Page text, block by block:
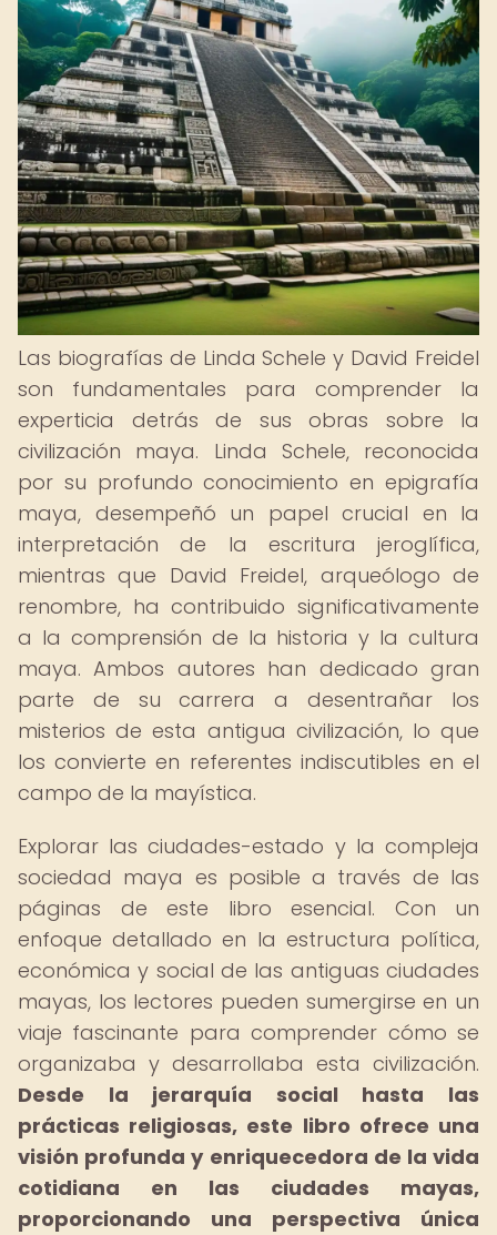
Las biografías de Linda Schele y David Freidel
son fundamentales para comprender la
experticia detrás de sus obras sobre la
civilización maya. Linda Schele, reconocida
por su profundo conocimiento en epigrafía
maya, desempeñó un papel crucial en la
interpretación de la escritura jeroglífica,
mientras que David Freidel, arqueólogo de
renombre, ha contribuido significativamente
a la comprensión de la historia y la cultura
maya. Ambos autores han dedicado gran
parte de su carrera a desentrañar los
misterios de esta antigua civilización, lo que
los convierte en referentes indiscutibles en el
campo de la mayística.
Explorar las ciudades-estado y la compleja
sociedad maya es posible a través de las
páginas de este libro esencial. Con un
enfoque detallado en la estructura política,
económica y social de las antiguas ciudades
mayas, los lectores pueden sumergirse en un
viaje fascinante para comprender cómo se
organizaba y desarrollaba esta civilización.
Desde la jerarquía social hasta las
prácticas religiosas, este libro ofrece una
visión profunda y enriquecedora de la vida
cotidiana en las ciudades mayas,
proporcionando una perspectiva única